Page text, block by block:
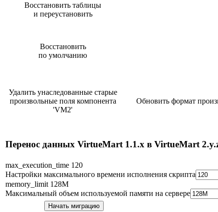
Восстановить таблицы
и переустановить
Восстановить
по умолчанию
Удалить унаследованные старые
произвольные поля компонента
'VM2'
Обновить формат
Перенос данных VirtueMart 1.1.x в VirtueMart
max_execution_time 120
Настройки максимального времени исполнения скрипта
memory_limit 128M
Максимальный объем используемой памяти на сервере
Начать миграцию